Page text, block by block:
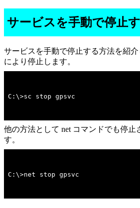
サービスを手動で停止
サービスを手動で停止する方法を紹介
により停止します。
C:\>sc stop gpsvc
他の方法として net コマンドでも停止
す。
C:\>net stop gpsvc